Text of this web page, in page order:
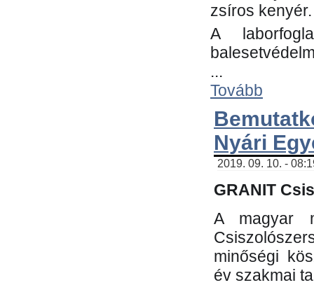
zsíros kenyér.
A
...
Tovább
Nyári
2019. 09. 10. -
GRANIT
A magyar
minőségi
év szakmai